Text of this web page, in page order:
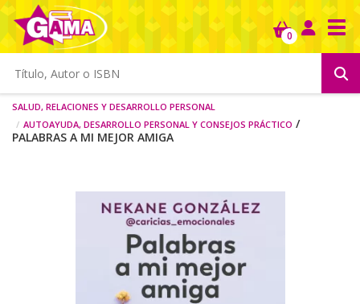
0
Salud, relaciones y desarrollo personal
Autoayuda, desarrollo personal y consejos práctico /
PALABRAS A MI MEJOR AMIGA